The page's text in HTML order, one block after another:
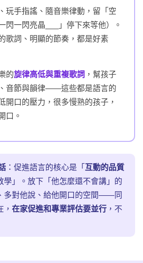
玩手指謠、隨音樂律動，留「空
閃一閃亮晶___」停下來等他）。
歌詞、明顯的節奏，都是好素
的旋律高低與重複歌詞 ，幫孩子
音節與韻律——這些都是語言的
開口的壓力，很多慢熟的孩子，
口。
：促進語言的核心是「 互動的品質
學」。放下「他怎麼還不會講」的
多對他說、給他開口的空間——同
， 在家促進和專業評估要並行 ，不